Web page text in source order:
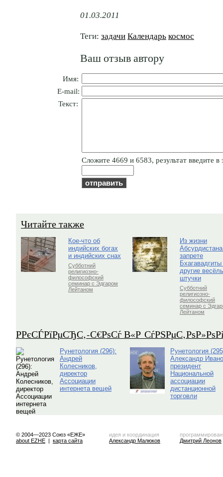
01.03.2011
Теги: задачи Календарь космос
Ваш отзыв автору
Имя:
E-mail:
Текст:
Cлoжитe 4669 и 6583, результат введите в
Читайте также
Кое-что об
индийских богах
и индийских снах
Субботний
религиозно-
философский
семинар с Эдгаром
Лейтаном
Из жизни
запрете
Бхагавадгиты
другие
штучки
Субботний
религиозно-
философский
семинар с
Лейтаном
Р­РєСЃРїРµСЂС‚-С€РѕСѓ В«Р
Рунетология (296):
Андрей
Колесников,
директор
Ассоциации
интернета вещей
Рунетология
Александр
президент
Национальной
ассоциации
дистанционной
торговли
© 2004—2023 Союз «ЕЖЕ»
about EZHE | карта сайта
идея и координация
Александр Малюков
Дмитрий Леонов